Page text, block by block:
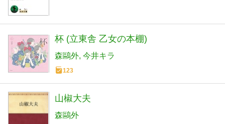
杯 (立東舎 乙女の本棚)
森鷗外 今井キラ
123
山椒大夫
森鷗外